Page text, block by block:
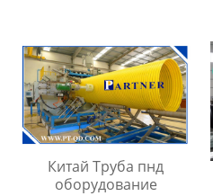
Китай Труба пнд
оборудование